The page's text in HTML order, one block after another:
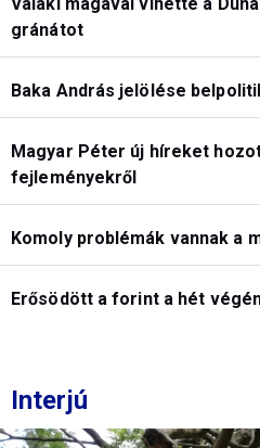
Valaki magával vihette a
gránátot
Baka András jelölése
Magyar Péter új híreket
fejleményekről
Komoly problémák vannak a
Erősödött a forint a hét
Interjú